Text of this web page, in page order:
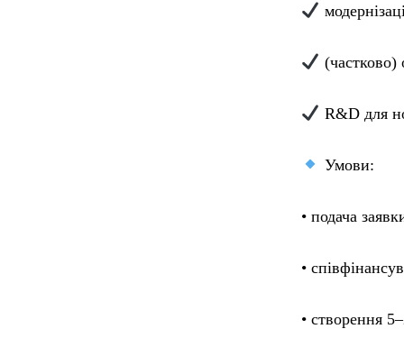
(частково)
R&D для
Умови:
• подача
•
• створення